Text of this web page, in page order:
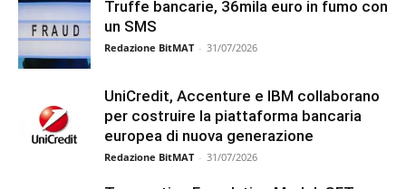
Truffe bancarie, 36mila euro in fumo con
un SMS
Redazione BitMAT - 31/07/2026
UniCredit, Accenture e IBM collaborano
per costruire la piattaforma bancaria
europea di nuova generazione
Redazione BitMAT - 31/07/2026